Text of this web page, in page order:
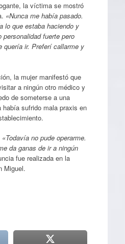
la víctima se mostró
«Nunca me había pasado.
lo que estaba haciendo y
fuerte pero
quería ir. Preferí callarme y
la mujer manifestó que
a ningún otro médico y
de someterse a una
había sufrido mala praxis en
«Todavía no pude operarme.
da ganas de ir a ningún
fue realizada en la
Miguel.